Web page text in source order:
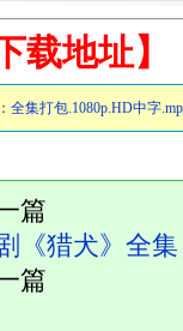
载地址】
全集打包.1080p.HD中字
篇
《猎犬》全集
篇